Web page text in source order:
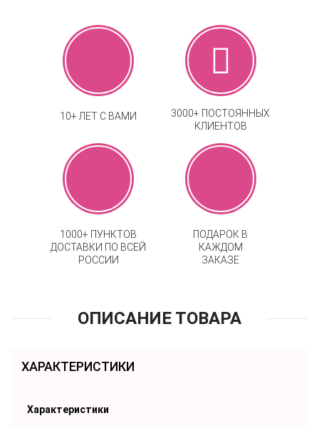
10+ ЛЕТ С ВАМИ
3000+ ПОСТОЯННЫХ
КЛИЕНТОВ
1000+ ПУНКТОВ
ДОСТАВКИ ПО ВСЕЙ
РОССИИ
ПОДАРОК В
КАЖДОМ
ЗАКАЗЕ
ОПИСАНИЕ ТОВАРА
ХАРАКТЕРИСТИКИ
Характеристики